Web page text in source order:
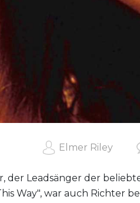
Elmer Riley
der Leadsänger der
Way", war auch Richter